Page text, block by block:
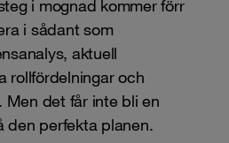
i mognad kommer förr
i sådant som
aktuell
rollfördelningar och
Men det får inte bli en
den perfekta planen.